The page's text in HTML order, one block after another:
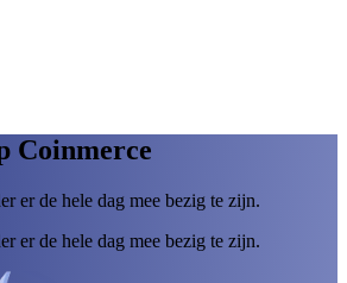
Coinmerce
er de hele dag mee bezig te zijn.
er de hele dag mee bezig te zijn.